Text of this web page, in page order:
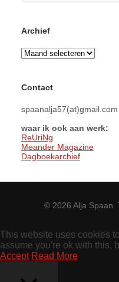
Archief
Archief
Contact
spaanalja57(at)gmail.com
waar ik ook aan werk:
ReUriNg
Meander Magazine
Dagboekarchief
© 2026 Alja Spaan.
This website uses cookies
assume you're ok with this,
Accept Read More